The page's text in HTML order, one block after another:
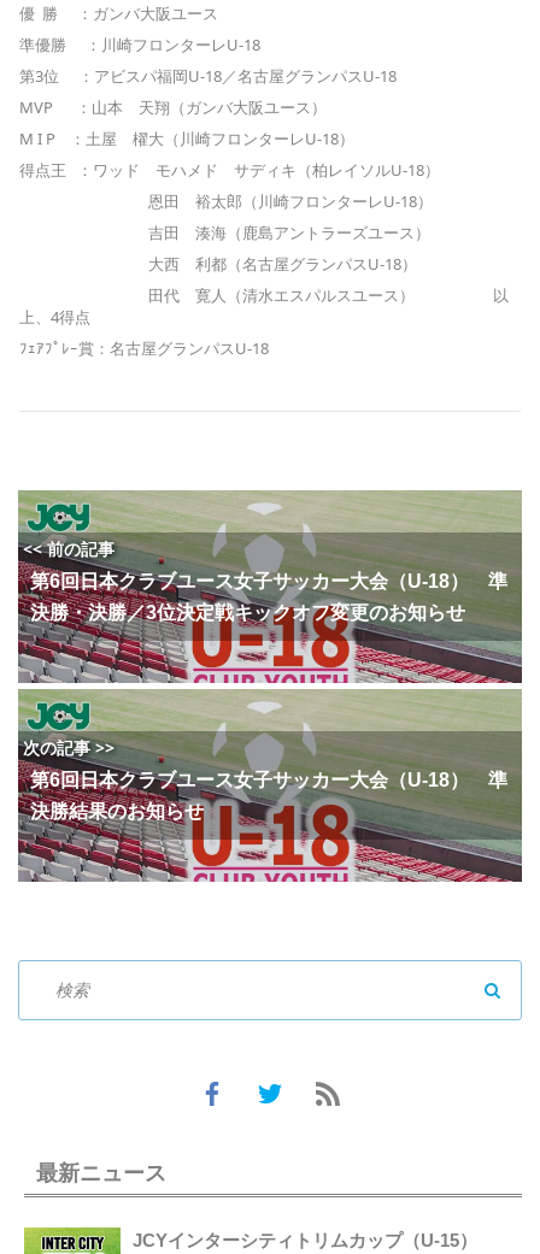
優 勝 ：ガンバ大阪ユース
準優勝 ：川崎フロンターレU-18
第3位 ：アビスパ福岡U-18／名古屋グランパスU-18
MVP ：山本 天翔（ガンバ大阪ユース）
M I P ：土屋 櫂大（川崎フロンターレU-18）
得点王 ：ワッド モハメド サディキ（柏レイソルU-18）
恩田 裕太郎（川崎フロンターレU-18）
吉田 湊海（鹿島アントラーズユース）
大西 利都（名古屋グランパスU-18）
田代 寛人（清水エスパルスユース） 以
上、4得点
ﾌｪｱﾌﾟﾚｰ賞：名古屋グランパスU-18
<< 前の記事
第6回日本クラブユース女子サッカー大会（U-18） 準
決勝・決勝／3位決定戦キックオフ変更のお知らせ
次の記事 >>
第6回日本クラブユース女子サッカー大会（U-18） 準
決勝結果のお知らせ
最新ニュース
JCYインターシティトリムカップ（U-15）